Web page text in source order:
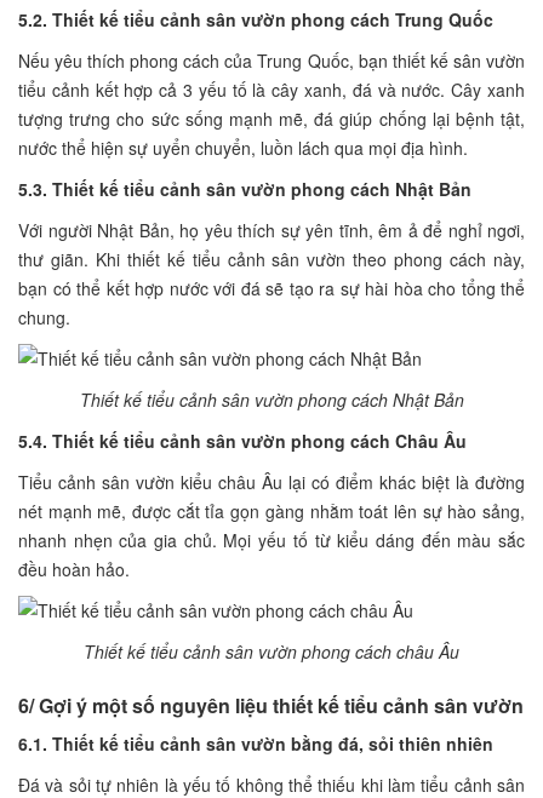
5.2. Thiết kế tiểu cảnh sân vườn phong cách Trung Quốc
Nếu yêu thích phong cách của Trung Quốc, bạn thiết kế sân vườn
tiểu cảnh kết hợp cả 3 yếu tố là cây xanh, đá và nước. Cây xanh
tượng trưng cho sức sống mạnh mẽ, đá giúp chống lại bệnh tật,
nước thể hiện sự uyển chuyển, luồn lách qua mọi địa hình.
5.3. Thiết kế tiểu cảnh sân vườn phong cách Nhật Bản
Với người Nhật Bản, họ yêu thích sự yên tĩnh, êm ả để nghỉ ngơi,
thư giãn. Khi thiết kế tiểu cảnh sân vườn theo phong cách này,
bạn có thể kết hợp nước với đá sẽ tạo ra sự hài hòa cho tổng thể
chung.
Thiết kế tiểu cảnh sân vườn phong cách Nhật Bản
5.4. Thiết kế tiểu cảnh sân vườn phong cách Châu Âu
Tiểu cảnh sân vườn kiểu châu Âu lại có điểm khác biệt là đường
nét mạnh mẽ, được cắt tỉa gọn gàng nhằm toát lên sự hào sảng,
nhanh nhẹn của gia chủ. Mọi yếu tố từ kiểu dáng đến màu sắc
đều hoàn hảo.
Thiết kế tiểu cảnh sân vườn phong cách châu Âu
6/ Gợi ý một số nguyên liệu thiết kế tiểu cảnh sân vườn
6.1. Thiết kế tiểu cảnh sân vườn bằng đá, sỏi thiên nhiên
Đá và sỏi tự nhiên là yếu tố không thể thiếu khi làm tiểu cảnh sân